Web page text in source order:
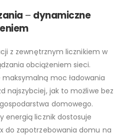
– dynamiczne
z zewnętrznym licznikiem w
obciążeniem sieci.
moc ładowania
najszybciej, jak to możliwe bez
domowego.
energią licznik dostosuje
do zapotrzebowania domu na